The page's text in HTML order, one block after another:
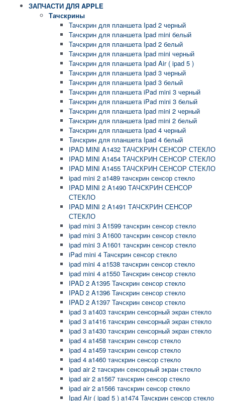
ЗАПЧАСТИ ДЛЯ APPLE
Тачскрины
Тачскрин для планшета Ipad 2 черный
Тачскрин для планшета Ipad mini белый
Тачскрин для планшета Ipad 2 белый
Тачскрин для планшета Ipad mini черный
Тачскрин для планшета Ipad Air ( ipad 5 )
Тачскрин для планшета Ipad 3 черный
Тачскрин для планшета Ipad 3 белый
Тачскрин для планшета iPad mini 3 черный
Тачскрин для планшета iPad mini 3 белый
Тачскрин для планшета Ipad mini 2 черный
Тачскрин для планшета Ipad mini 2 белый
Тачскрин для планшета Ipad 4 черный
Тачскрин для планшета Ipad 4 белый
IPAD MINI A1432 ТАЧСКРИН СЕНСОР СТЕКЛО
IPAD MINI A1454 ТАЧСКРИН СЕНСОР СТЕКЛО
IPAD MINI A1455 ТАЧСКРИН СЕНСОР СТЕКЛО
ipad mini 2 a1489 тачскрин сенсор стекло
IPAD MINI 2 A1490 ТАЧСКРИН СЕНСОР
СТЕКЛО
IPAD MINI 2 A1491 ТАЧСКРИН СЕНСОР
СТЕКЛО
ipad mini 3 A1599 тачскрин сенсор стекло
ipad mini 3 A1600 тачскрин сенсор стекло
ipad mini 3 A1601 тачскрин сенсор стекло
iPad mini 4 Тачскрин сенсор стекло
ipad mini 4 a1538 тачскрин сенсор стекло
ipad mini 4 a1550 Тачскрин сенсор стекло
IPAD 2 A1395 Тачскрин сенсор стекло
IPAD 2 A1396 Тачскрин сенсор стекло
IPAD 2 A1397 Тачскрин сенсор стекло
ipad 3 a1403 тачскрин сенсорный экран стекло
ipad 3 a1416 тачскрин сенсорный экран стекло
ipad 3 a1430 тачскрин сенсорный экран стекло
ipad 4 a1458 тачскрин сенсор стекло
ipad 4 a1459 тачскрин сенсор стекло
ipad 4 a1460 тачскрин сенсор стекло
ipad air 2 тачскрин сенсорный экран стекло
ipad air 2 a1567 тачскрин сенсор стекло
ipad air 2 a1566 тачскрин сенсор стекло
Ipad Air ( ipad 5 ) a1474 Тачскрин сенсор стекло